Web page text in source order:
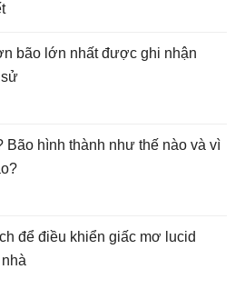
bão lớn nhất được ghi nhận
Bão hình thành như thế nào và vì
để điều khiển giấc mơ lucid